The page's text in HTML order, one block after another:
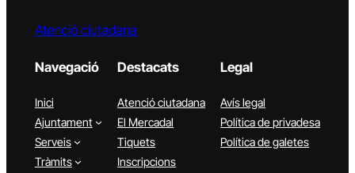
Atenció ciutadana
Navegació
Inici
Ajuntament
Serveis
Tràmits
Destacats
Atenció ciutadana
El Mercadal
Tiquets
Inscripcions
Legal
Avís legal
Política de privadesa
Política de galetes